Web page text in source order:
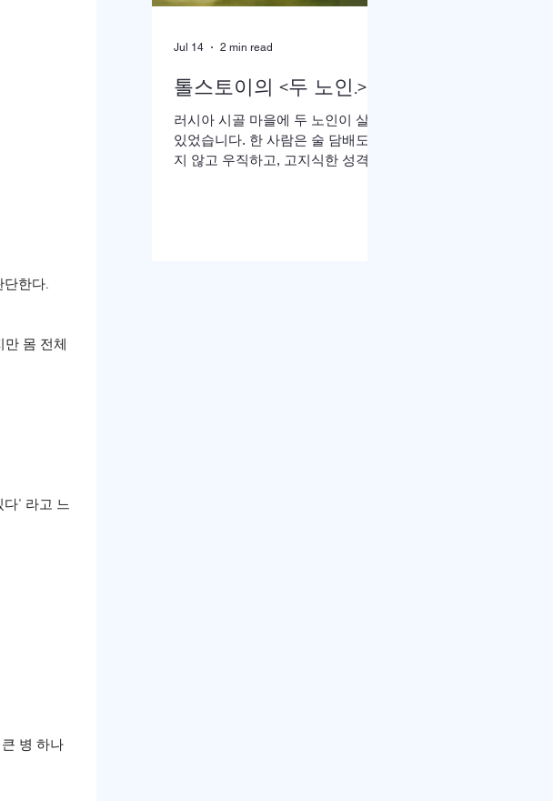
단한다.
몸 전체
' 라고 느
병 하나
고, 어떤 이는 두 손을 맞잡은 채 나
다. 714연합기도운동본부(공동대표
한 ‘714연합기도대성회’가 이날 ‘복
로 막을 올렸다. 18일까지 이어지는
이번 집회는 교파와 세대를 넘어 한
국교회의 영적 각성과 회복, 나라와
톨스토이의 <두 노인.>
러시아 시골 마을에 두 노인이 살고
있었습니다. 한 사람은 술 담배도 하
지 않고 우직하고, 고지식한 성격으
Jul 14 2 min read